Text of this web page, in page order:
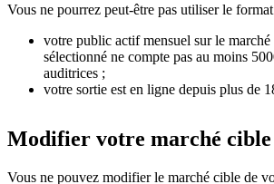
Vous ne pourrez peut-être pas utiliser le
votre public actif mensuel sur le
sélectionné ne compte pas au moins
auditrices ;
votre sortie est en ligne depuis plus de
Modifier votre marché cible
Vous ne pouvez modifier le marché cible de